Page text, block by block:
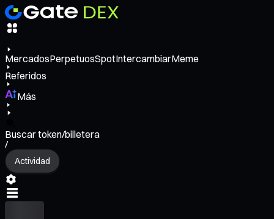
MercadosPerpetuosSpotIntercambiarMeme
Referidos
Más
Buscar token/billetera
/
Actividad